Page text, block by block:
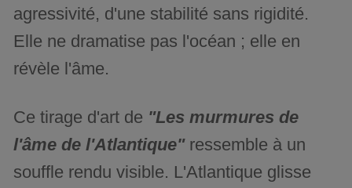
agressivité, d'une stabilité sans rigidité.
Elle ne dramatise pas l'océan ; elle en
révèle l'âme.
Ce tirage d'art de "Les murmures de
l'âme de l'Atlantique"ressemble à un
souffle rendu visible. L'Atlantique glisse